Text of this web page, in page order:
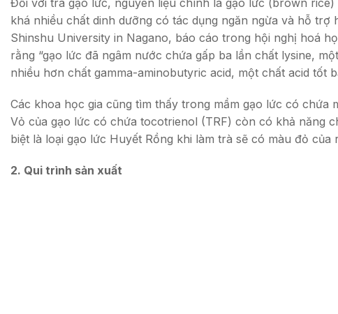
Đối với trà gạo lức, nguyên liệu chính là gạo lức (brown
khá nhiều chất dinh dưỡng có tác dụng ngăn ngừa và hỗ
Shinshu University in Nagano, báo cáo trong hội nghị hoá
rằng “gạo lức đã ngâm nước chứa gấp ba lần chất lysine,
nhiều hơn chất gamma-aminobutyric acid, một chất acid tốt
Các khoa học gia cũng tìm thấy trong mầm gạo lức có
Vỏ của gạo lức có chứa tocotrienol (TRF) còn có khả năng
biệt là loại gạo lức Huyết Rồng khi làm trà sẽ có màu đỏ
2. Qui trình sản xuất